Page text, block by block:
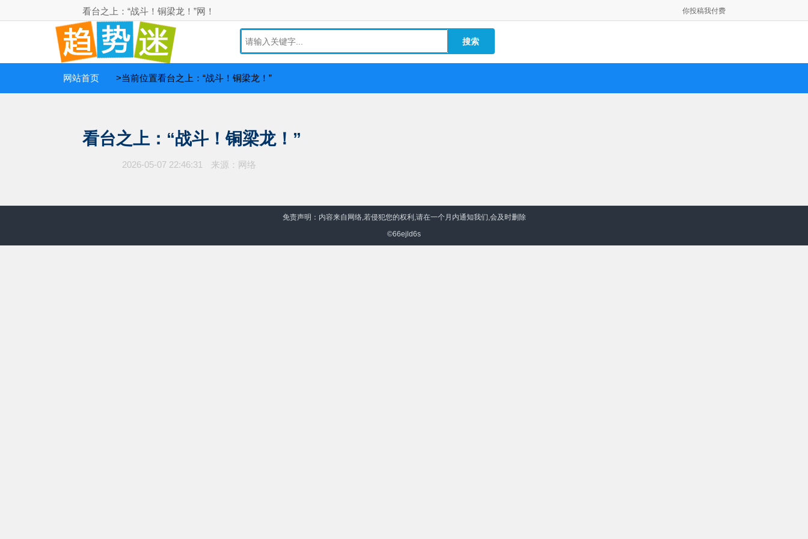
看台之上：“战斗！铜梁龙！”网！ 你投稿我付费
网站首页 >当前位置看台之上：“战斗！铜梁龙！”
看台之上：“战斗！铜梁龙！”
2026-05-07 22:46:31 来源：网络
免责声明：内容来自网络,若侵犯您的权利,请在一个月内通知我们,会及时删除
©66ejld6s